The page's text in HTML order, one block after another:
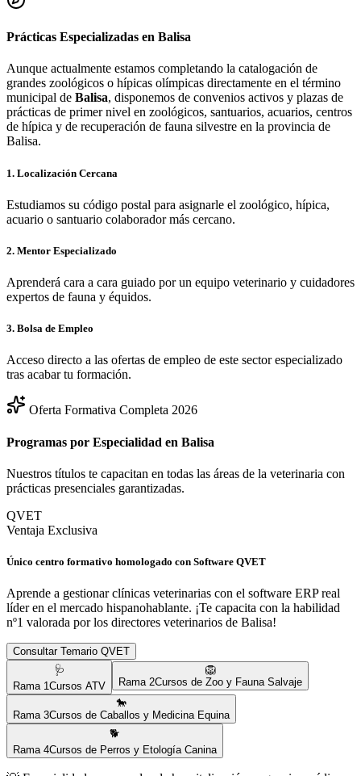
Prácticas Especializadas en Balisa
Aunque actualmente estamos completando la catalogación de
grandes zoológicos o hípicas olímpicas directamente en el término
municipal de Balisa, disponemos de convenios activos y plazas de
prácticas de primer nivel en zoológicos, santuarios, acuarios, centros
de hípica y de recuperación de fauna silvestre en la provincia de
Balisa.
1. Localización Cercana
Estudiamos su código postal para asignarle el zoológico, hípica,
acuario o santuario colaborador más cercano.
2. Mentor Especializado
Aprenderá cara a cara guiado por un equipo veterinario y cuidadores
expertos de fauna y équidos.
3. Bolsa de Empleo
Acceso directo a las ofertas de empleo de este sector especializado
tras acabar tu formación.
Oferta Formativa Completa 2026
Programas por Especialidad en Balisa
Nuestros títulos te capacitan en todas las áreas de la veterinaria con
prácticas presenciales garantizadas.
QVET
Ventaja Exclusiva
Único centro formativo homologado con Software QVET
Aprende a gestionar clínicas veterinarias con el software ERP real
líder en el mercado hispanohablante. ¡Te capacita con la habilidad
nº1 valorada por los directores veterinarios de Balisa!
Consultar Temario QVET
🩺
Rama 1Cursos ATV
🦁
Rama 2Cursos de Zoo y Fauna Salvaje
🐎
Rama 3Cursos de Caballos y Medicina Equina
🐕
Rama 4Cursos de Perros y Etología Canina